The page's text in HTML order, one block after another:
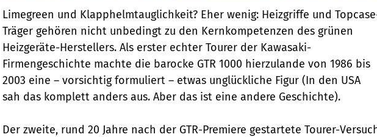
Limegreen und Klapphelmtauglichkeit? Eher wenig: Heizgriffe und
Träger gehören nicht unbedingt zu den Kernkompetenzen des grünen
Heizgeräte-Herstellers. Als erster echter Tourer der Kawasaki-
Firmengeschichte machte die barocke GTR 1000 hierzulande von 1986 bis
2003 eine – vorsichtig formuliert – etwas unglückliche Figur (In den USA
sah das komplett anders aus. Aber das ist eine andere Geschichte).
Der zweite, rund 20 Jahre nach der GTR-Premiere gestartete Tourer-